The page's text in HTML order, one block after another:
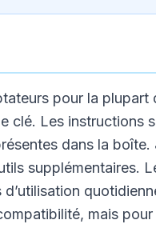
pour la plupart
clé. Les instructions
dans la boîte.
supplémentaires.
mais pour